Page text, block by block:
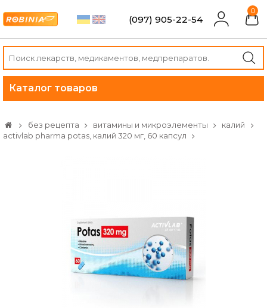
(097) 905-22-54
0
Каталог товаров
без рецепта витамины и микроэлементы
калий
activlab pharma potas, калий 320 мг, 60 капсул